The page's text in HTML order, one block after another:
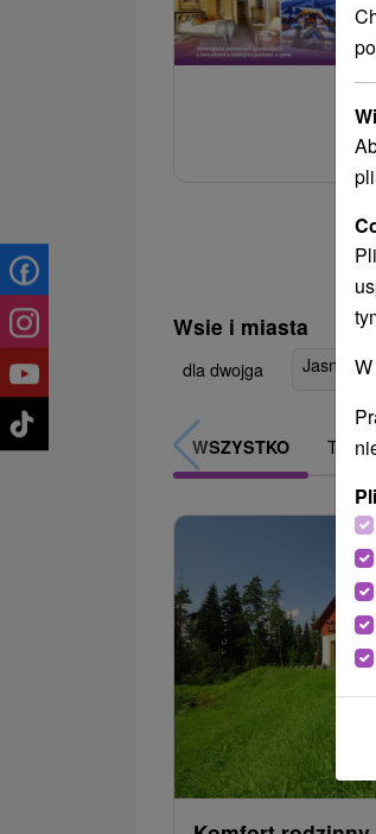
Wsie i miasta
dla dwojga Jasná
WSZYSTKO TOP